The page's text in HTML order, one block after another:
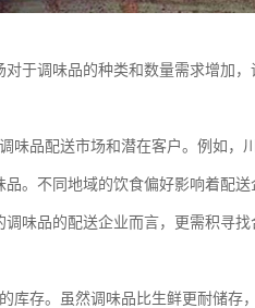
对于调味品的种类和数量需求增加
味品配送市场和潜在客户。例如，
。不同地域的饮食偏好影响着配
味品的配送企业而言，更需积寻
库存。虽然调味品比生鲜更耐储存